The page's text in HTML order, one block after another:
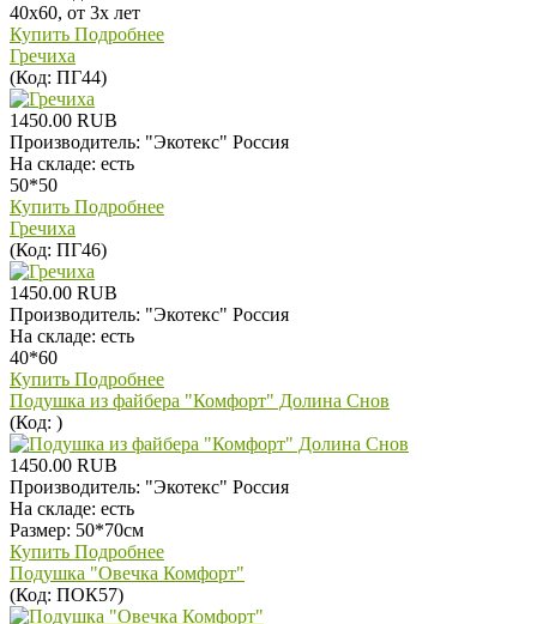
40х60, от 3х лет
Купить Подробнее
Гречиха
(Код: ПГ44)
1450.00 RUB
Производитель: "Экотекс" Россия
На складе: есть
50*50
Купить Подробнее
Гречиха
(Код: ПГ46)
1450.00 RUB
Производитель: "Экотекс" Россия
На складе: есть
40*60
Купить Подробнее
Подушка из файбера "Комфорт" Долина Снов
(Код: )
1450.00 RUB
Производитель: "Экотекс" Россия
На складе: есть
Размер: 50*70см
Купить Подробнее
Подушка "Овечка Комфорт"
(Код: ПОК57)